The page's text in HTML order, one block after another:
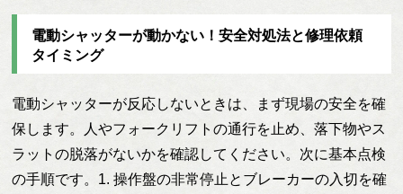
電動シャッターが動かない！安全対処法と修理依頼
タイミング
電動シャッターが反応しないときは、まず現場の安全を確
保します。人やフォークリフトの通行を止め、落下物やス
ラットの脱落がないかを確認してください。次に基本点検
の手順です。1. 操作盤の非常停止とブレーカーの入切を確